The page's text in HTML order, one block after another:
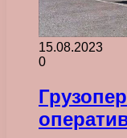
15.08.2023
0